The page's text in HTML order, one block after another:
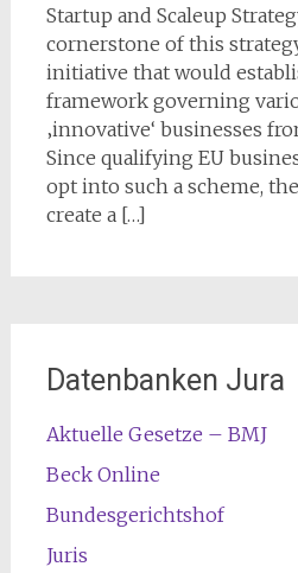
Startup and Scaleup
cornerstone of this
initiative that would
framework governing
‚innovative‘ businesses
Since qualifying EU
opt into such a scheme,
create a […]
Datenbanken Jura
Aktuelle Gesetze – BMJ
Beck Online
Bundesgerichtshof
Juris